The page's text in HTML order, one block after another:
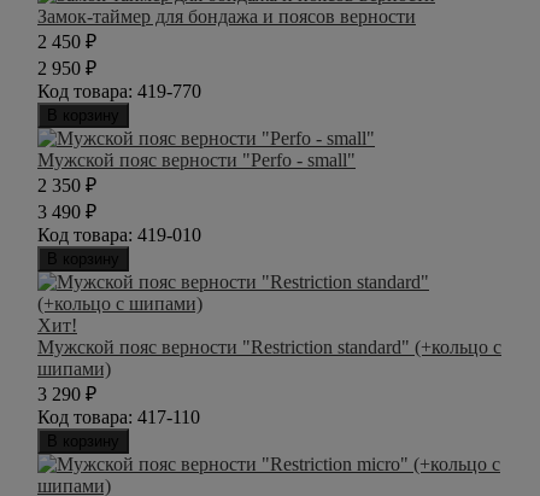
Замок-таймер для бондажа и поясов верности
2 450 ₽
2 950 ₽
Код товара: 419-770
В корзину
Мужской пояс верности "Perfo - small"
2 350 ₽
3 490 ₽
Код товара: 419-010
В корзину
Хит!
Мужской пояс верности "Restriction standard" (+кольцо с
шипами)
3 290 ₽
Код товара: 417-110
В корзину